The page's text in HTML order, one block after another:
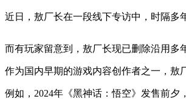
近日，敖厂长在一段线下专访中，时隔多
而有玩家留意到，敖厂长现已删除沿用多
作为国内早期的游戏内容创作者之一，敖
例如，2024年《黑神话：悟空》发售前夕